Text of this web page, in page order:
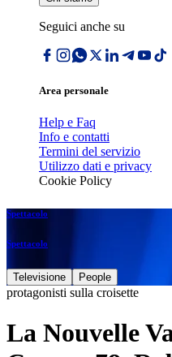
Seguici anche su
Area personale
Help e Faq
Info e contatti
Termini del servizio
Utilizzo dati e privacy
Cookie Policy
Spettacolo
Spettacolo
Televisione People
protagonisti sulla croisette
La Nouvelle